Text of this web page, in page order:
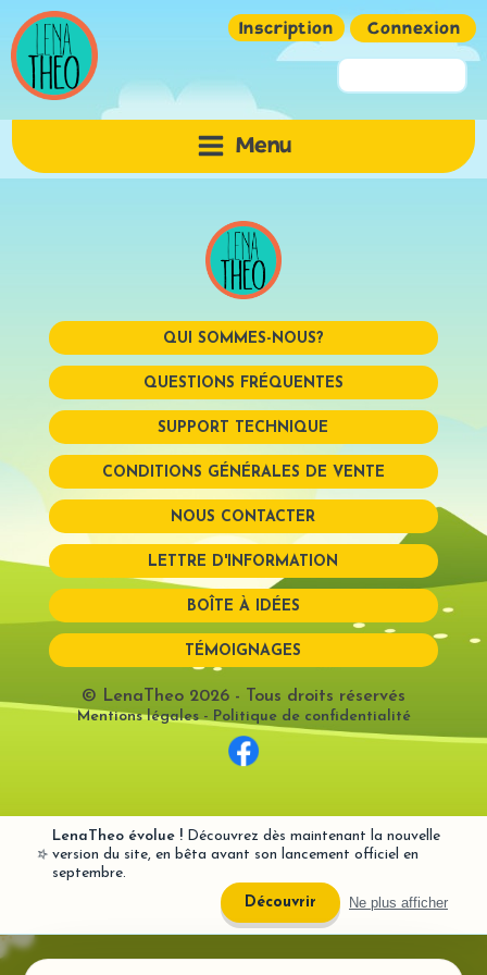
Inscription Connexion
Mot de passe
Mémoriser
Mot de passe perdu?
Menu
QUI SOMMES-NOUS?
QUESTIONS FRÉQUENTES
SUPPORT TECHNIQUE
CONDITIONS GÉNÉRALES DE VENTE
NOUS CONTACTER
LETTRE D'INFORMATION
BOÎTE À IDÉES
TÉMOIGNAGES
© LenaTheo 2026 - Tous droits réservés
Mentions légales-Politique de confidentialité
⭐
LenaTheo évolue ! Découvrez dès maintenant la nouvelle
version du site, en bêta avant son lancement officiel en
septembre.
Découvrir
Ne plus afficher